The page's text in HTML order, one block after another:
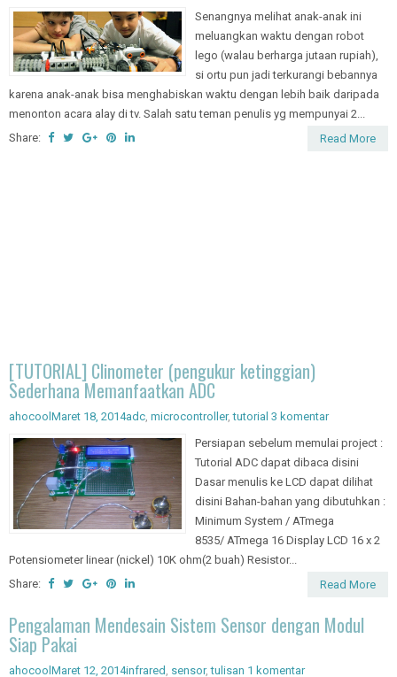
ahocoolMaret 29, 2014tulisan 4 komentar
Senangnya melihat anak-anak ini
meluangkan waktu dengan robot
lego (walau berharga jutaan rupiah),
si ortu pun jadi terkurangi bebannya
karena anak-anak bisa menghabiskan waktu dengan lebih baik daripada
menonton acara alay di tv. Salah satu teman penulis yg mempunyai 2...
[TUTORIAL] Clinometer (pengukur ketinggian)
Sederhana Memanfaatkan ADC
ahocoolMaret 18, 2014adc,microcontroller tutorial
3 komentar
Persiapan sebelum memulai project :
Tutorial ADC dapat dibaca disini
Dasar menulis ke LCD dapat dilihat
disini Bahan-bahan yang dibutuhkan :
Minimum System / ATmega
8535/ ATmega 16 Display LCD 16 x 2
Potensiometer linear (nickel) 10K ohm(2 buah) Resistor...
Pengalaman Mendesain Sistem Sensor dengan Modul
Siap Pakai